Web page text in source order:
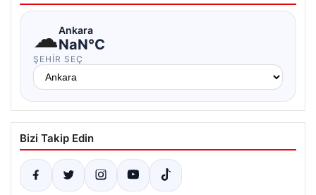
☁Ankara
NaN°C
ŞEHIR SEÇ
Bizi Takip Edin